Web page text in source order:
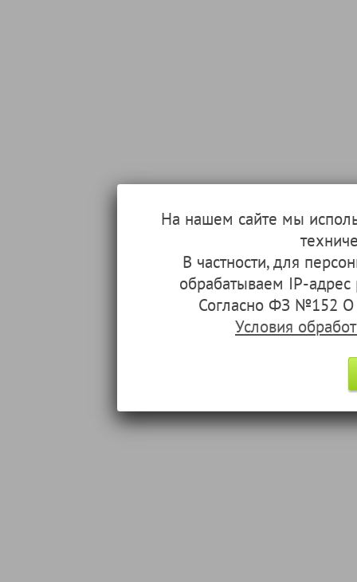
На нашем сайте мы
В частности, для
обрабатываем IP-
Согласно ФЗ №152 О
Условия